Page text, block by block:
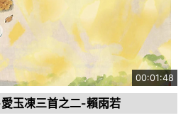
00:01:48
玉凍三首之二-賴雨若